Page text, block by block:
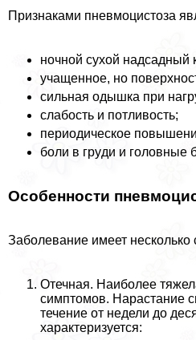
Признаками пневмоцистоза
ночной сухой надсадный
учащенное, но
сильная одышка при
слабость и потливость;
периодическое
боли в гpyди и головные
Особенности
Заболевание имеет несколько
Отечная. Наиболее
симптомов. Нарастание
течение от недели до
хаpaктеризуется: